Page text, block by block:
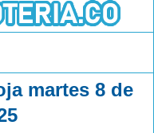
martes 8 de